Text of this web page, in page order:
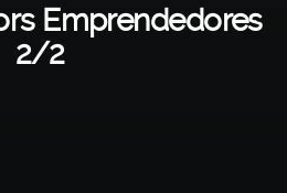
Emprendedores
2/2